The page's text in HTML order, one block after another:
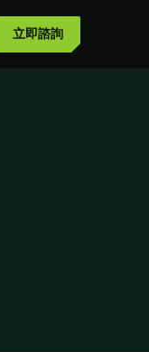
立即諮詢